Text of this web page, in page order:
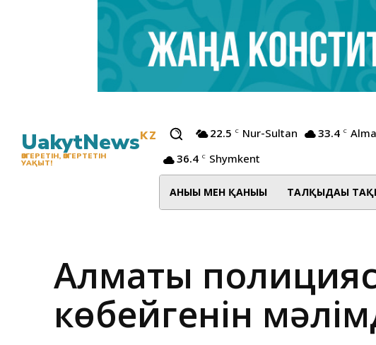
UakytNewsKZ
ӨЗГЕРЕТІН, ӨЗГЕРТЕТІН
УАҚЫТ!
22.5 C Nur-Sultan 33.4 C
36.4 C Shymkent
АНЫҒЫ МЕН ҚАНЫҒЫ ТАЛҚЫДАҒЫ
Алматы
көбейгенін